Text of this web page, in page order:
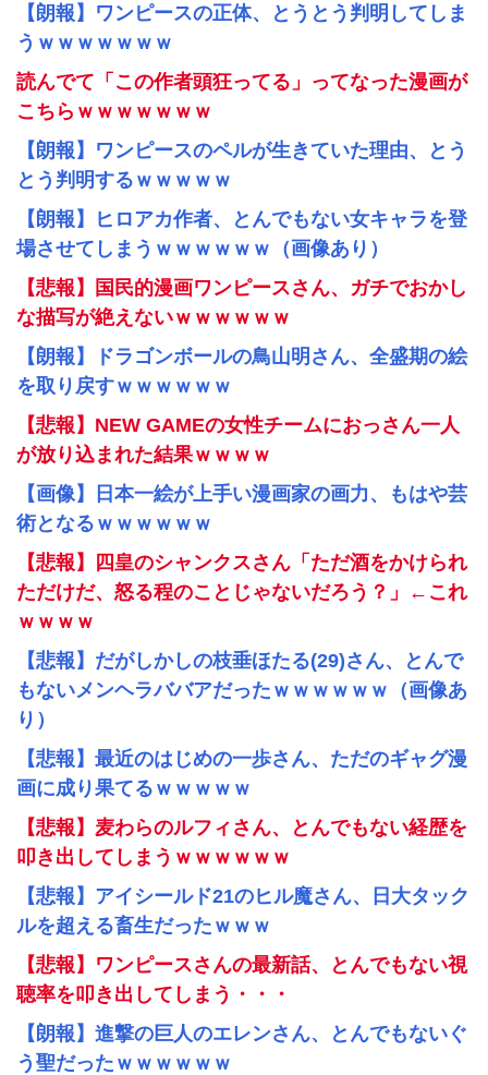
【朗報】ワンピースの正体、とうとう判明してしま
うｗｗｗｗｗｗｗ
読んでて「この作者頭狂ってる」ってなった漫画が
こちらｗｗｗｗｗｗｗ
【朗報】ワンピースのペルが生きていた理由、とう
とう判明するｗｗｗｗｗ
【朗報】ヒロアカ作者、とんでもない女キャラを登
場させてしまうｗｗｗｗｗｗ（画像あり）
【悲報】国民的漫画ワンピースさん、ガチでおかし
な描写が絶えないｗｗｗｗｗｗ
【朗報】ドラゴンボールの鳥山明さん、全盛期の絵
を取り戻すｗｗｗｗｗｗ
【悲報】NEW GAMEの女性チームにおっさん一人
が放り込まれた結果ｗｗｗｗ
【画像】日本一絵が上手い漫画家の画力、もはや芸
術となるｗｗｗｗｗｗ
【悲報】四皇のシャンクスさん「ただ酒をかけられ
ただけだ、怒る程のことじゃないだろう？」←これ
ｗｗｗｗ
【悲報】だがしかしの枝垂ほたる(29)さん、とんで
もないメンヘラババアだったｗｗｗｗｗｗ（画像あ
り）
【悲報】最近のはじめの一歩さん、ただのギャグ漫
画に成り果てるｗｗｗｗｗ
【悲報】麦わらのルフィさん、とんでもない経歴を
叩き出してしまうｗｗｗｗｗｗ
【悲報】アイシールド21のヒル魔さん、日大タック
ルを超える畜生だったｗｗｗ
【悲報】ワンピースさんの最新話、とんでもない視
聴率を叩き出してしまう・・・
【朗報】進撃の巨人のエレンさん、とんでもないぐ
う聖だったｗｗｗｗｗｗ